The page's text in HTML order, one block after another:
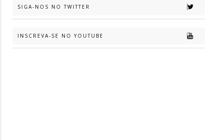
SIGA-NOS NO TWITTER
INSCREVA-SE NO YOUTUBE